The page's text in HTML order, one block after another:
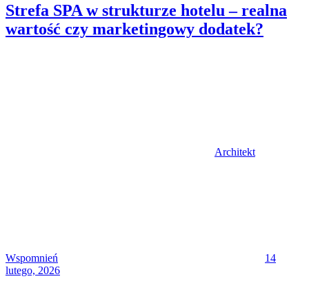
Strefa SPA w strukturze hotelu – realna
wartość czy marketingowy dodatek?
Architekt
Wspomnień
14
lutego, 2026